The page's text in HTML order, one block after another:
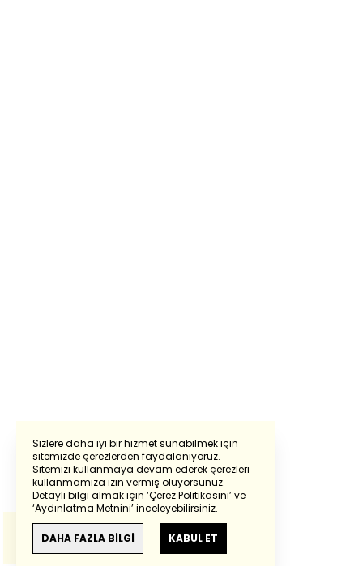
Sizlere daha iyi bir hizmet sunabilmek için
sitemizde çerezlerden faydalanıyoruz.
Sitemizi kullanmaya devam ederek çerezleri
kullanmamıza izin vermiş oluyorsunuz.
Detaylı bilgi almak için ‘Çerez Politikasını’ve
‘Aydınlatma Metnini’inceleyebilirsiniz.
DAHA FAZLA BİLGİ KABUL ET
Powered by Translate
Bu çevirideGoogle Transletekullanılmıştır.
Anlam ve çeviri hatalarından
haberturk.com
sorumlu değildir.